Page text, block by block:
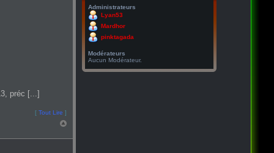
préc [...]
[ Tout Lire ]
Administrateurs
Lyan53
Mardhor
pinktagada
Modérateurs
Aucun Modérateur.